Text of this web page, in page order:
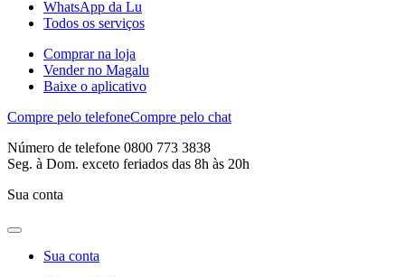
WhatsApp da Lu
Todos os serviços
Comprar na loja
Vender no Magalu
Baixe o aplicativo
Compre pelo telefoneCompre pelo chat
Número de telefone 0800 773 3838
Seg. à Dom. exceto feriados das 8h às 20h
Sua conta
Sua conta